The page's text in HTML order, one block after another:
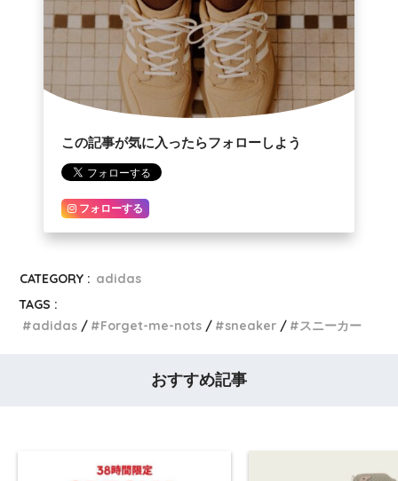
この記事が気に入ったらフォローしよう
フォローする
CATEGORY : adidas
TAGS :
adidas
Forget-me-nots sneaker スニーカー
おすすめ記事